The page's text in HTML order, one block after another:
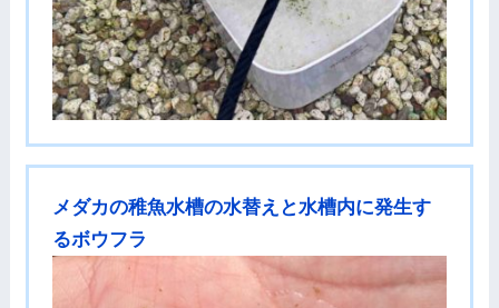
メダカの稚魚水槽の水替えと水槽内に発生す
るボウフラ